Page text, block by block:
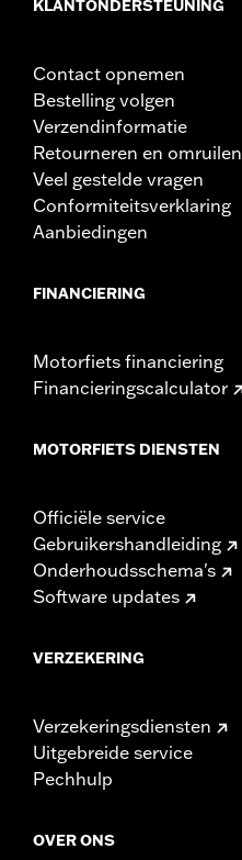
KLANTONDERSTEUNING
Contact opnemen
Bestelling volgen
Verzendinformatie
Retourneren en omruilen
Veel gestelde vragen
Conformiteitsverklaring
Aanbiedingen
FINANCIERING
Motorfiets financiering
Financieringscalculator
MOTORFIETS DIENSTEN
Officiële service
Gebruikershandleiding
Onderhoudsschema's
Software updates
VERZEKERING
Verzekeringsdiensten
Uitgebreide service
Pechhulp
OVER ONS